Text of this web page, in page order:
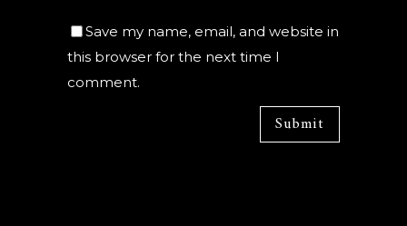
Save my name, email, and website in
this browser for the next time I
comment.